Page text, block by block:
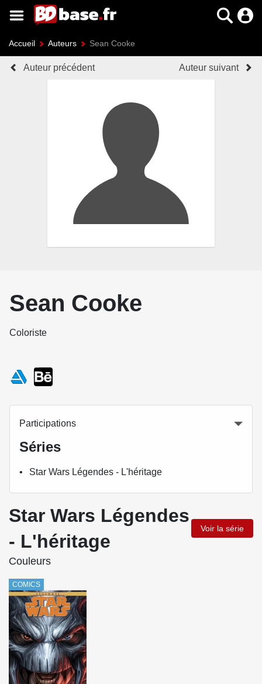
Accueil Auteurs Sean Cooke
Auteur précédent Auteur suivant
Sean Cooke
Coloriste
Participations
Séries
Star Wars Légendes - L'héritage
Star Wars Légendes
- L'héritage
Voir la série
Couleurs
COMICS